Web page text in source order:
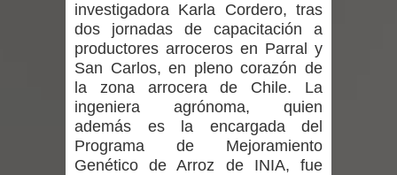
con comunidades escolares
Alta positividad en influenza hace que
expertos reiteren llamado a
vacunarse
Mario Meza endurece críticas contra
investigadora Karla Cordero, tras
dos jornadas de capacitación a
productores arroceros en Parral y
San Carlos, en pleno corazón de
la zona arrocera de Chile. La
ingeniera agrónoma, quien
además es la encargada del
Programa de Mejoramiento
Genético de Arroz de INIA, fue